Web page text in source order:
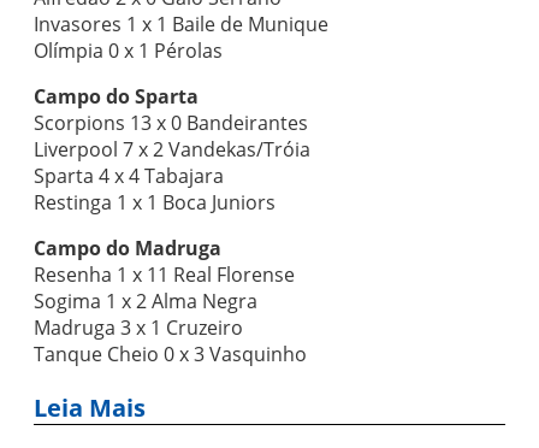
Invasores 1 x 1 Baile de Munique
Olímpia 0 x 1 Pérolas
Campo do Sparta
Scorpions 13 x 0 Bandeirantes
Liverpool 7 x 2 Vandekas/Tróia
Sparta 4 x 4 Tabajara
Restinga 1 x 1 Boca Juniors
Campo do Madruga
Resenha 1 x 11 Real Florense
Sogima 1 x 2 Alma Negra
Madruga 3 x 1 Cruzeiro
Tanque Cheio 0 x 3 Vasquinho
Leia Mais